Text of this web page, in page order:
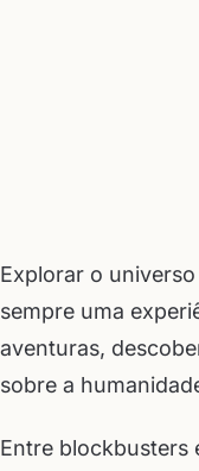
Explorar o
sempre uma
aventuras,
sobre a
Entre blockbusters